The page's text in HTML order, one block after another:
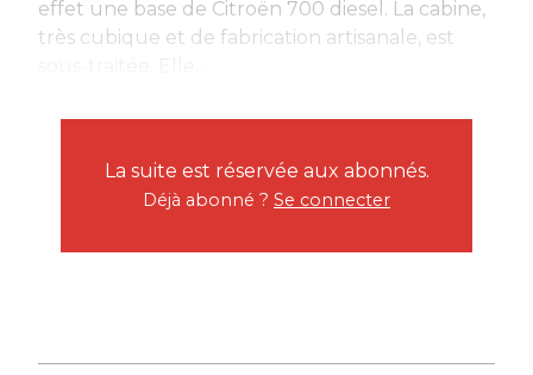
effet une base de Citroën 700 diesel. La cabine,
très cubique et de fabrication artisanale, est
La suite est réservée aux abonnés.
Déjà abonné ? Se connecter